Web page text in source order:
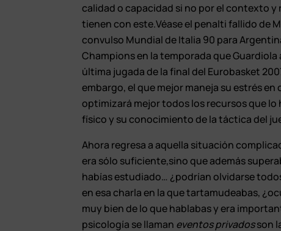
calidad o capacidad si no por el contexto
tienen con este.Véase el penalti fallido de
convulso Mundial de Italia 90 para
Champions en la temporada que
última jugada de la final del Eurobasket
embargo, el que mejor maneja su estrés
optimizará mejor todos los recursos que
físico y su conocimiento de la táctica del
Ahora regresa a aquella situación
era sólo suficiente,sino que además
habías estudiado… ¿podrían olvidarse
en esa charla en la que tartamudeabas,
muy bien de lo que hablabas y era
psicología se llaman eventos privadosson